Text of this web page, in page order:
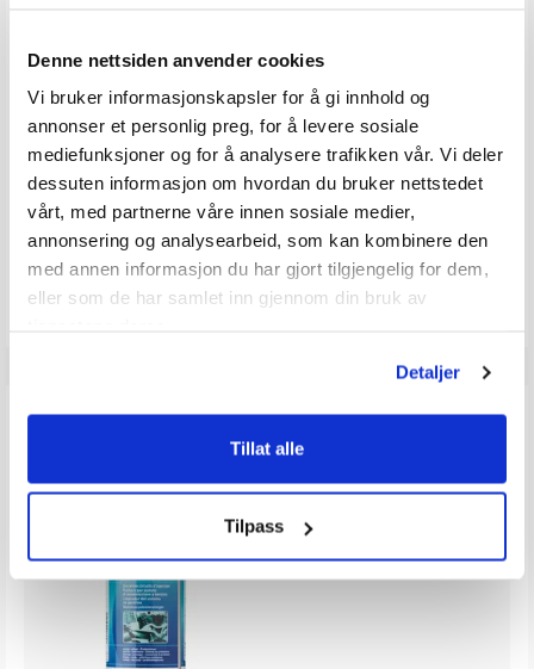
Denne nettsiden anvender cookies
Vi bruker informasjonskapsler for å gi innhold og
annonser et personlig preg, for å levere sosiale
mediefunksjoner og for å analysere trafikken vår. Vi deler
dessuten informasjon om hvordan du bruker nettstedet
vårt, med partnerne våre innen sosiale medier,
annonsering og analysearbeid, som kan kombinere den
med annen informasjon du har gjort tilgjengelig for dem,
eller som de har samlet inn gjennom din bruk av
Detaljer
Tillat alle
Tilpass
MF200 Verado 6 syl
MF250 Verado 6 syl
MF275 Verado 6 syl
MF300 Verado 6 syl
Mercury 350-400 Verado 6 syl
Mercury 175-300 3.4L V6
Mercury 175-300 Pro XS 4,6l V8
ANDRE KJØPTE